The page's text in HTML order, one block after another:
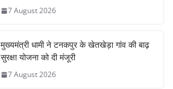
7 August 2026
मुख्यमंत्री धामी ने टनकपुर के खेतखेड़ा गांव की बाढ़
सुरक्षा योजना को दी मंजूरी
7 August 2026